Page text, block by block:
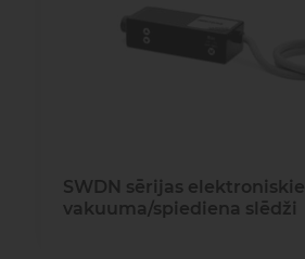
SWDN sērijas elektroniskie
vakuuma/spiediena slēdži